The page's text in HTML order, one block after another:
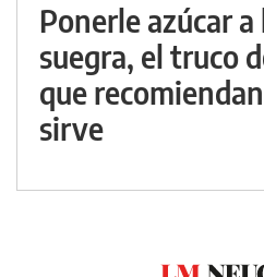
Ponerle azúcar
suegra, el truco
que
sirve